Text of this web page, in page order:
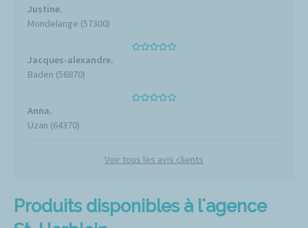
Produits disponibles à l'agence
Justine.
Mondelange (57300)
Jacques-alexandre.
Baden (56870)
Anna.
Uzan (64370)
Voir tous les avis clients